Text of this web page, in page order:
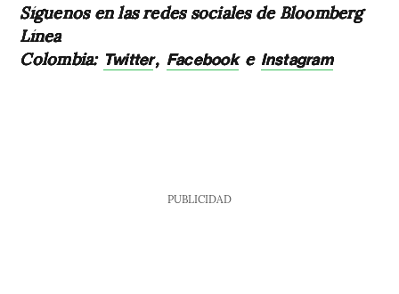
Síguenos en las redes sociales de Bloomberg
Línea
Colombia: Twitter, Facebooke Instagram
PUBLICIDAD